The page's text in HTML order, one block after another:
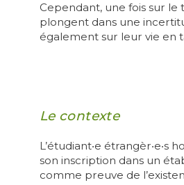
Cependant, une fois sur le
plongent dans une
également sur leur vie en
Le contexte
L’étudiant‧e
son inscription dans un
comme preuve de